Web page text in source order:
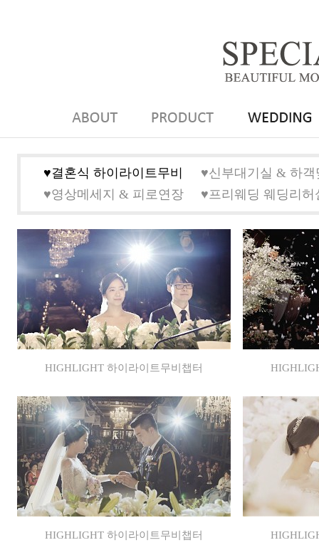
♥결혼식 하이라이트무비
♥신부대기실 & 하객
♥영상메세지 & 피로연장
♥프리웨딩 웨딩리허
HIGHLIGHT 하이라이트무비챕터
HIGHLIGHT 하이라이트무비챕터